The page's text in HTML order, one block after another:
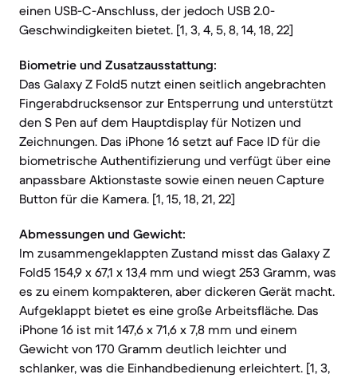
einen USB-C-Anschluss, der jedoch USB 2.0-
Geschwindigkeiten bietet. [1, 3, 4, 5, 8, 14, 18, 22]
Biometrie und Zusatzausstattung:
Das Galaxy Z Fold5 nutzt einen seitlich angebrachten
Fingerabdrucksensor zur Entsperrung und unterstützt
den S Pen auf dem Hauptdisplay für Notizen und
Zeichnungen. Das iPhone 16 setzt auf Face ID für die
biometrische Authentifizierung und verfügt über eine
anpassbare Aktionstaste sowie einen neuen Capture
Button für die Kamera. [1, 15, 18, 21, 22]
Abmessungen und Gewicht:
Im zusammengeklappten Zustand misst das Galaxy Z
Fold5 154,9 x 67,1 x 13,4 mm und wiegt 253 Gramm, was
es zu einem kompakteren, aber dickeren Gerät macht.
Aufgeklappt bietet es eine große Arbeitsfläche. Das
iPhone 16 ist mit 147,6 x 71,6 x 7,8 mm und einem
Gewicht von 170 Gramm deutlich leichter und
schlanker, was die Einhandbedienung erleichtert. [1, 3,